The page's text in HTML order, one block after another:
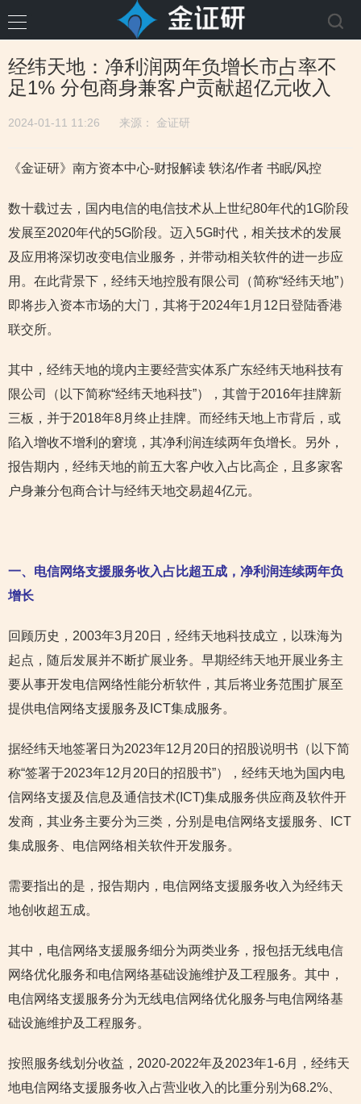
经纬天地：净利润两年负增长市占率不
足1% 分包商身兼客户贡献超亿元收入
2024-01-11 11:26 来源： 金证研
《金证研》南方资本中心-财报解读 轶洺/作者 书眠/风控
数十载过去，国内电信的电信技术从上世纪80年代的1G阶段
发展至2020年代的5G阶段。迈入5G时代，相关技术的发展
及应用将深切改变电信业服务，并带动相关软件的进一步应
用。在此背景下，经纬天地控股有限公司（简称“经纬天地”）
即将步入资本市场的大门，其将于2024年1月12日登陆香港
联交所。
其中，经纬天地的境内主要经营实体系广东经纬天地科技有
限公司（以下简称“经纬天地科技”），其曾于2016年挂牌新
三板，并于2018年8月终止挂牌。而经纬天地上市背后，或
陷入增收不增利的窘境，其净利润连续两年负增长。另外，
报告期内，经纬天地的前五大客户收入占比高企，且多家客
户身兼分包商合计与经纬天地交易超4亿元。
一、电信网络支援服务收入占比超五成，净利润连续两年负
增长
回顾历史，2003年3月20日，经纬天地科技成立，以珠海为
起点，随后发展并不断扩展业务。早期经纬天地开展业务主
要从事开发电信网络性能分析软件，其后将业务范围扩展至
提供电信网络支援服务及ICT集成服务。
据经纬天地签署日为2023年12月20日的招股说明书（以下简
称“签署于2023年12月20日的招股书”），经纬天地为国内电
信网络支援及信息及通信技术(ICT)集成服务供应商及软件开
发商，其业务主要分为三类，分别是电信网络支援服务、ICT
集成服务、电信网络相关软件开发服务。
需要指出的是，报告期内，电信网络支援服务收入为经纬天
地创收超五成。
其中，电信网络支援服务细分为两类业务，报包括无线电信
网络优化服务和电信网络基础设施维护及工程服务。其中，
电信网络支援服务分为无线电信网络优化服务与电信网络基
础设施维护及工程服务。
按照服务线划分收益，2020-2022年及2023年1-6月，经纬天
地电信网络支援服务收入占营业收入的比重分别为68.2%、